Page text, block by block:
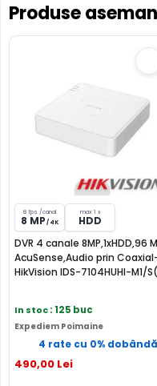
Produse
8 fps /canal
8 MP / 4K
max 1 x
HDD
DVR 4 canale 8MP,1xHDD,96
AcuSense,Audio prin
HikVision IDS-7104HUHI-M1/
In stoc: 125 buc
Expediem Poimaine
4 rate cu 0% dobândă
490,00 Lei